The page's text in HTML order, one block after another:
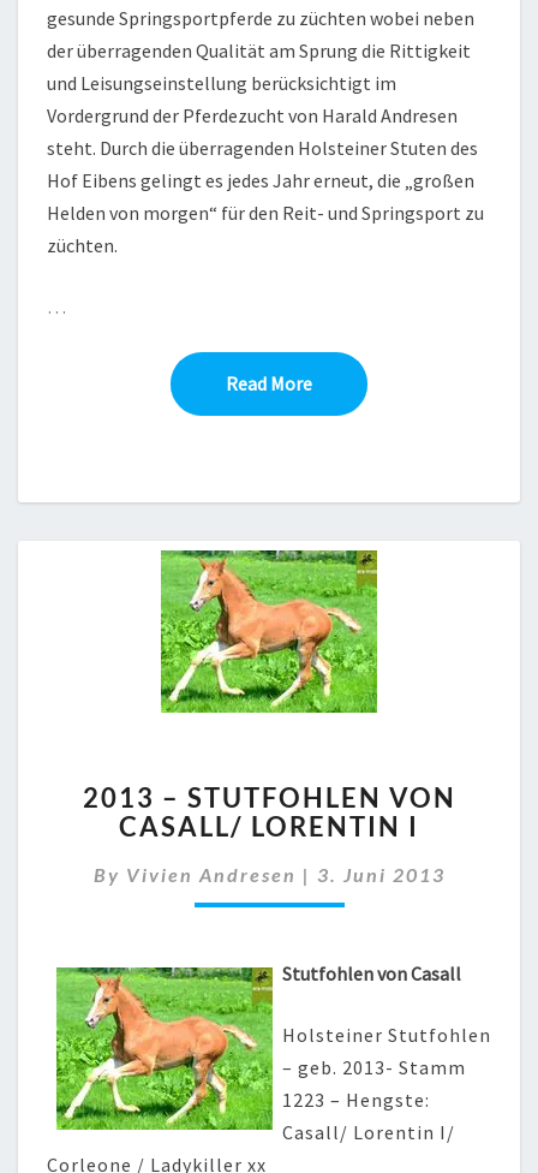
gesunde Springsportpferde zu züchten wobei neben
der überragenden Qualität am Sprung die Rittigkeit
und Leisungseinstellung berücksichtigt im
Vordergrund der Pferdezucht von Harald Andresen
steht. Durch die überragenden Holsteiner Stuten des
Hof Eibens gelingt es jedes Jahr erneut, die „großen
Helden von morgen“ für den Reit- und Springsport zu
züchten.
…
Read MoreRead More
–
STUTFOHLEN
CASALL/
LORENTIN
2013 – STUTFOHLEN VON
CASALL/ LORENTIN I
By Vivien Andresen | 3. Juni 2013
Stutfohlen von Casall
Holsteiner Stutfohlen
– geb. 2013- Stamm
1223 – Hengste:
Casall/ Lorentin I/
Corleone / Ladykiller xx